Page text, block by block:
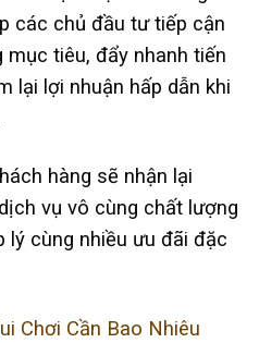
các chủ đầu tư tiếp cận
tiêu, đẩy nhanh tiến
lại lợi nhuận hấp dẫn khi
hàng sẽ nhận lại
vụ vô cùng chất lượng
lý cùng nhiều ưu đãi đặc
Chơi Cần Bao Nhiêu